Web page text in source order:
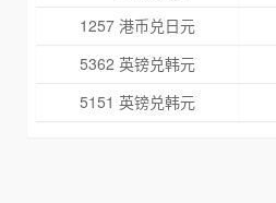
1257 港币兑日元
5362 英镑兑韩元
5151 英镑兑韩元